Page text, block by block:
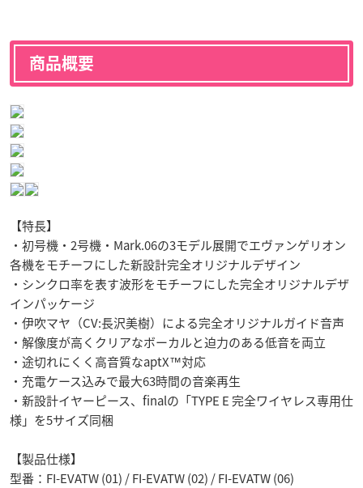
商品概要
【特長】
・初号機・2号機・Mark.06の3モデル展開でエヴァンゲリオン
各機をモチーフにした新設計完全オリジナルデザイン
・シンクロ率を表す波形をモチーフにした完全オリジナルデザ
インパッケージ
・伊吹マヤ（CV:長沢美樹）による完全オリジナルガイド音声
・解像度が高くクリアなボーカルと迫力のある低音を両立
・途切れにくく高音質なaptX™️対応
・充電ケース込みで最大63時間の音楽再生
・新設計イヤーピース、finalの「TYPE E 完全ワイヤレス専用仕
様」を5サイズ同梱
【製品仕様】
型番：FI-EVATW (01) / FI-EVATW (02) / FI-EVATW (06)